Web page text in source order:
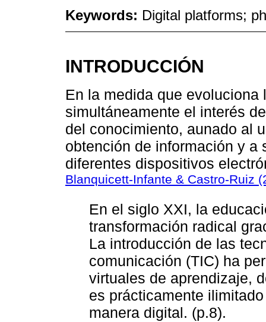
Keywords: Digital platforms;
INTRODUCCIÓN
En la medida que
simultáneamente el interés
del conocimiento, aunado al
obtención de información y a
diferentes dispositivos
Blanquicett-Infante & Castro-Ruiz
En el siglo XXI, la
transformación radical
La introducción de las
comunicación (TIC) ha
virtuales de aprendizaje,
es prácticamente
manera digital. (p.8).